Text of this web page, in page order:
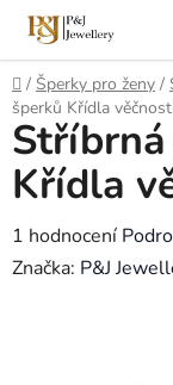
Přejít
obsah
Domů
/ Šperky pro ženy /
šperků Křídla
Křídla
Průměrné
hodnocení
1 hodnocení
Značka: P&J